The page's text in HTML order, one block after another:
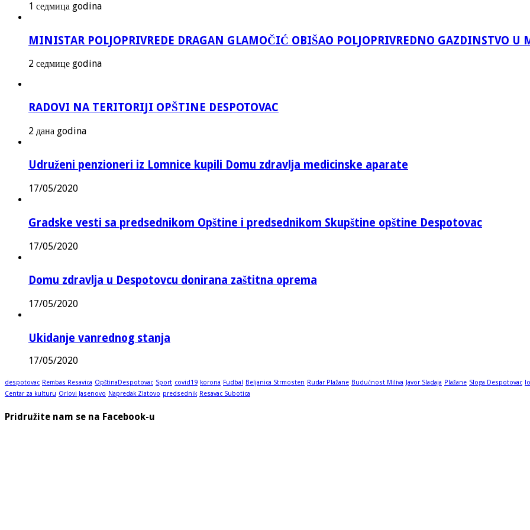
1 седмица godina
MINISTAR POLJOPRIVREDE DRAGAN GLAMOČIĆ OBIŠAO POLJOPRIVREDNO GAZDINSTVO U
2 седмице godina
RADOVI NA TERITORIJI OPŠTINE DESPOTOVAC
2 дана godina
Udruženi penzioneri iz Lomnice kupili Domu zdravlja medicinske aparate
17/05/2020
Gradske vesti sa predsednikom Opštine i predsednikom Skupštine opštine Despotovac
17/05/2020
Domu zdravlja u Despotovcu donirana zaštitna oprema
17/05/2020
Ukidanje vanrednog stanja
17/05/2020
despotovac Rembas Resavica OpštinaDespotovac Sport covid19 korona Fudbal Beljanica Strmosten Rudar Plažane Budućnost Miliva Javor Sladaja Plažane Sloga Despotovac
Centar za kulturu Orlovi Jasenovo Napredak Zlatovo predsednik Resavac Subotica
Pridružite nam se na Facebook-u